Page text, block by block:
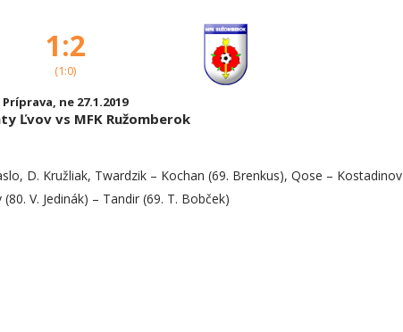
1:2
(1:0)
Príprava, ne 27.1.2019
Ľvov vs MFK Ružomberok
D. Kružliak, Twardzik – Kochan (69. Brenkus), Qose – Kostadinov
V. Jedinák) – Tandir (69. T. Bobček)